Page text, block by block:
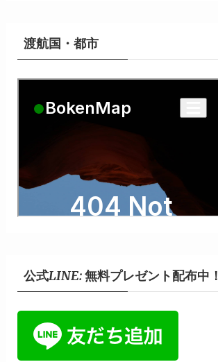
ブ
渡航国・都市
公式LINE: 無料プレゼント配布中！